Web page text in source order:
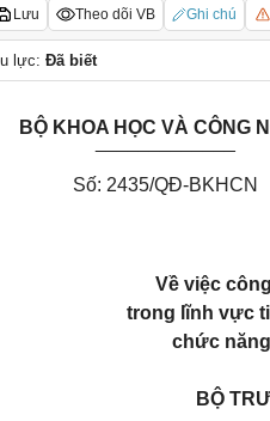
Lưu Theo dõi VB Ghi chú
lực: Đã biết
BỘ KHOA HỌC VÀ CÔNG
_____________
Số: 2435/QĐ-BKHCN
Về việc
trong lĩnh vực
chức
BỘ